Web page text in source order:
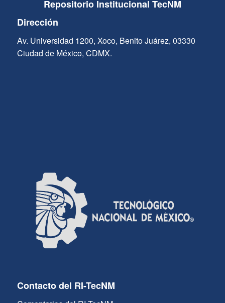
Repositorio Institucional TecNM
Dirección
Av. Universidad 1200, Xoco, Benito Juárez, 03330
Ciudad de México, CDMX.
Contacto del RI-TecNM